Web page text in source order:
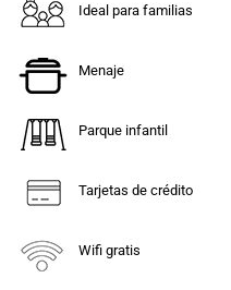
Ideal para familias
Menaje
Parque infantil
Tarjetas de crédito
Wifi gratis